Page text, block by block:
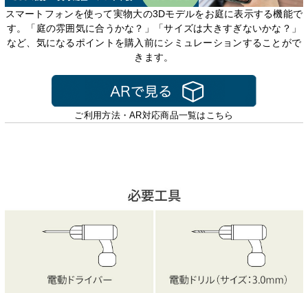
スマートフォンを使って実物大の3Dモデルをお庭に表示する機能で
す。「庭の雰囲気に合うかな？」「サイズは大きすぎないかな？」
など、気になるポイントを購入前にシミュレーションすることがで
きます。
ご利用方法・AR対応商品一覧はこちら